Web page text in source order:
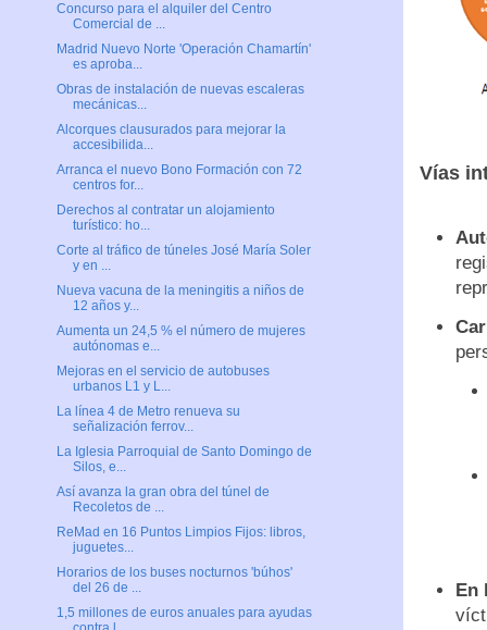
Vías
En
Concurso para el alquiler del Centro
Comercial de ...
Madrid Nuevo Norte 'Operación Chamartín'
es aproba...
Obras de instalación de nuevas escaleras
mecánicas...
Alcorques clausurados para mejorar la
accesibilida...
Arranca el nuevo Bono Formación con 72
centros for...
Derechos al contratar un alojamiento
turístico: ho...
Corte al tráfico de túneles José María Soler
y en ...
Nueva vacuna de la meningitis a niños de
12 años y...
Aumenta un 24,5 % el número de mujeres
autónomas e...
Mejoras en el servicio de autobuses
urbanos L1 y L...
La línea 4 de Metro renueva su
señalización ferrov...
La Iglesia Parroquial de Santo Domingo de
Silos, e...
Así avanza la gran obra del túnel de
Recoletos de ...
ReMad en 16 Puntos Limpios Fijos: libros,
juguetes...
Horarios de los buses nocturnos 'búhos'
del 26 de ...
1,5 millones de euros anuales para ayudas